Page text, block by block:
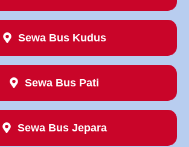
Sewa Bus Kudus
Sewa Bus Pati
Sewa Bus Jepara